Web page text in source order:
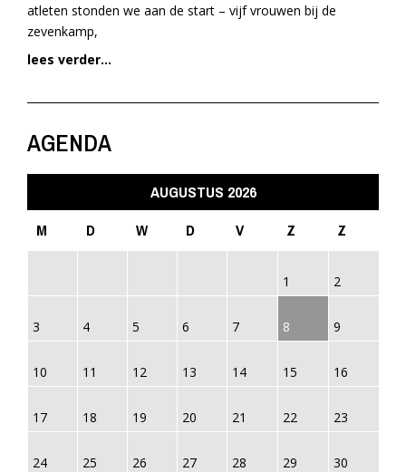
atleten stonden we aan de start – vijf vrouwen bij de
zevenkamp,
lees verder...
AGENDA
AUGUSTUS 2026
M
D W D V Z Z
1 2
3 4 5 6 7 8 9
10 11 12 13 14 15 16
17 18 19 20 21 22 23
24 25 26 27 28 29 30